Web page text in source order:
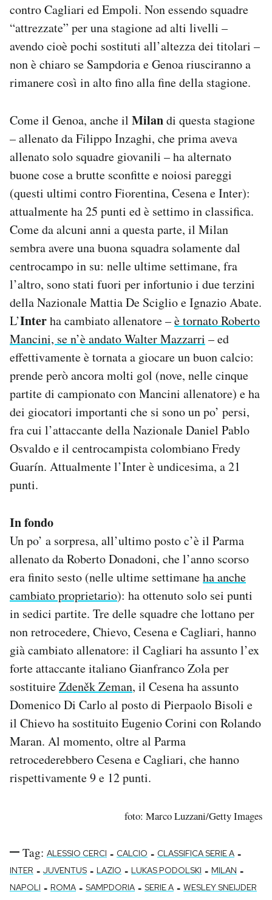
contro Cagliari ed Empoli. Non essendo squadre
“attrezzate” per una stagione ad alti livelli –
avendo cioè pochi sostituti all’altezza dei titolari –
non è chiaro se Sampdoria e Genoa riusciranno a
rimanere così in alto fino alla fine della stagione.
Come il Genoa, anche il Milandi questa stagione
– allenato da Filippo Inzaghi, che prima aveva
allenato solo squadre giovanili – ha alternato
buone cose a brutte sconfitte e noiosi pareggi
(questi ultimi contro Fiorentina, Cesena e Inter):
attualmente ha 25 punti ed è settimo in classifica.
Come da alcuni anni a questa parte, il Milan
sembra avere una buona squadra solamente dal
centrocampo in su: nelle ultime settimane, fra
l’altro, sono stati fuori per infortunio i due terzini
della Nazionale Mattia De Sciglio e Ignazio Abate.
L’Interha cambiato allenatore –è tornato Roberto
Mancini, se n’è andato Walter Mazzarri – ed
effettivamente è tornata a giocare un buon calcio:
prende però ancora molti gol (nove, nelle cinque
partite di campionato con Mancini allenatore) e ha
dei giocatori importanti che si sono un po’ persi,
fra cui l’attaccante della Nazionale Daniel Pablo
Osvaldo e il centrocampista colombiano Fredy
Guarín. Attualmente l’Inter è undicesima, a 21
punti.
In fondo
Un po’ a sorpresa, all’ultimo posto c’è il Parma
allenato da Roberto Donadoni, che l’anno scorso
era finito sesto (nelle ultime settimaneha anche
cambiato proprietario): ha ottenuto solo sei punti
in sedici partite. Tre delle squadre che lottano per
non retrocedere, Chievo, Cesena e Cagliari, hanno
già cambiato allenatore: il Cagliari ha assunto l’ex
forte attaccante italiano Gianfranco Zola per
sostituireZdeněk Zeman, il Cesena ha assunto
Domenico Di Carlo al posto di Pierpaolo Bisoli e
il Chievo ha sostituito Eugenio Corini con Rolando
Maran. Al momento, oltre al Parma
retrocederebbero Cesena e Cagliari, che hanno
rispettivamente 9 e 12 punti.
foto: Marco Luzzani/Getty Images
Tag: ALESSIO CERCI - CALCIO - CLASSIFICA SERIE A -
INTER - JUVENTUS - LAZIO - LUKAS PODOLSKI - MILAN -
NAPOLI - ROMA - SAMPDORIA - SERIE A - WESLEY SNEIJDER